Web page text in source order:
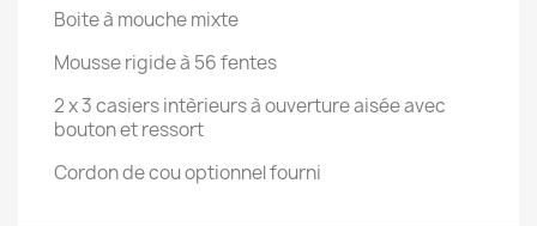
Boite à mouche mixte
Mousse rigide à 56 fentes
2 x 3 casiers intèrieurs à ouverture aisée avec
bouton et ressort
Cordon de cou optionnel fourni